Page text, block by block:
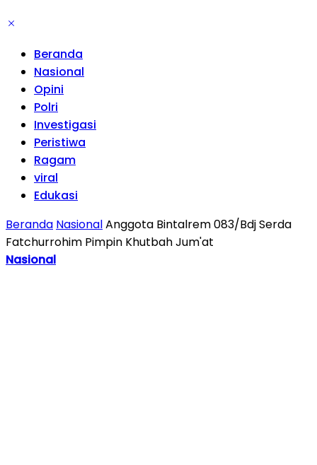
Beranda
Nasional
Opini
Polri
Investigasi
Peristiwa
Ragam
viral
Edukasi
Beranda NasionalAnggota Bintalrem 083/Bdj Serda
Fatchurrohim Pimpin Khutbah Jum'at
Nasional